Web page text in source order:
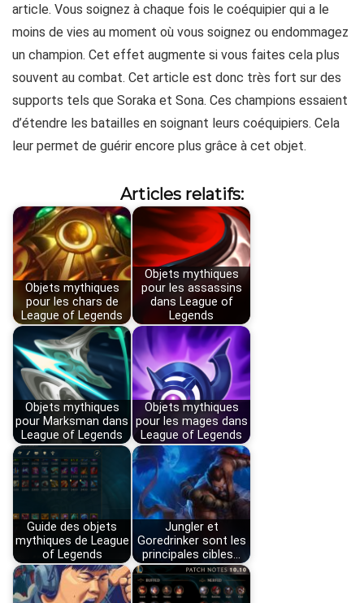
article. Vous soignez à chaque fois le coéquipier qui a le
moins de vies au moment où vous soignez ou endommagez
un champion. Cet effet augmente si vous faites cela plus
souvent au combat. Cet article est donc très fort sur des
supports tels que Soraka et Sona. Ces champions essaient
d’étendre les batailles en soignant leurs coéquipiers. Cela
leur permet de guérir encore plus grâce à cet objet.
Articles relatifs:
Objets mythiques
pour les chars de
League of Legends
Objets mythiques
pour les assassins
dans League of
Legends
Objets mythiques
pour Marksman dans
League of Legends
Objets mythiques
pour les mages dans
League of Legends
Guide des objets
mythiques de League
of Legends
Jungler et
Goredrinker sont les
principales cibles…